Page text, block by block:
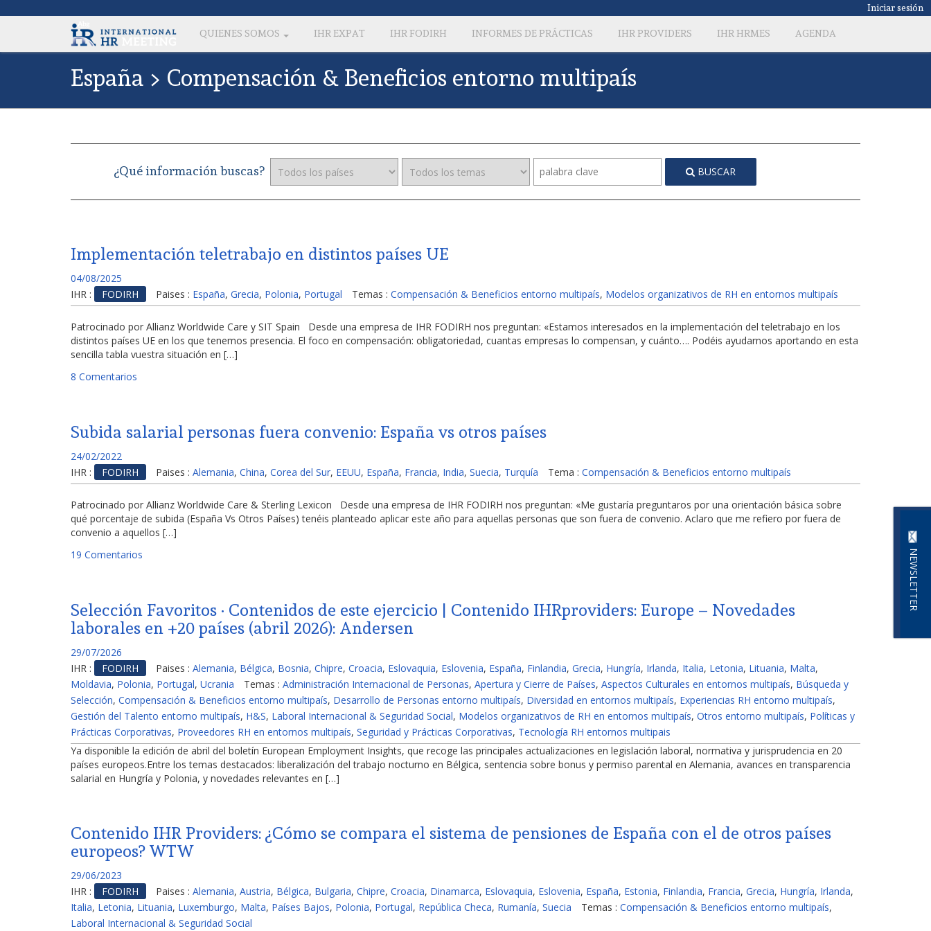
Iniciar sesión
QUIENES SOMOS IHR EXPAT IHR FODIRH INFORMES DE PRÁCTICAS IHR PROVIDERS IHR HRMES AGENDA
NEWSLETTER
España > Compensación & Beneficios entorno multipaís
¿Qué información buscas? BUSCAR
Implementación teletrabajo en distintos países UE
04/08/2025
IHR :
FODIRH Paises : España, Grecia, Polonia, Portugal Temas : Compensación & Beneficios entorno multipaís, Modelos organizativos de RH en entornos multipaís
Patrocinado por Allianz Worldwide Care y SIT Spain Desde una empresa de IHR FODIRH nos preguntan: «Estamos interesados en la implementación del teletrabajo en los
distintos países UE en los que tenemos presencia. El foco en compensación: obligatoriedad, cuantas empresas lo compensan, y cuánto…. Podéis ayudarnos aportando en esta
sencilla tabla vuestra situación en […]
8 Comentarios
Subida salarial personas fuera convenio: España vs otros países
24/02/2022
IHR :
FODIRH Paises : Alemania, China, Corea del Sur, EEUU, España, Francia, India, Suecia, Turquía Tema : Compensación & Beneficios entorno multipaís
Patrocinado por Allianz Worldwide Care & Sterling Lexicon Desde una empresa de IHR FODIRH nos preguntan: «Me gustaría preguntaros por una orientación básica sobre
qué porcentaje de subida (España Vs Otros Países) tenéis planteado aplicar este año para aquellas personas que son fuera de convenio. Aclaro que me refiero por fuera de
convenio a aquellos […]
19 Comentarios
Selección Favoritos · Contenidos de este ejercicio | Contenido IHRproviders: Europe – Novedades
laborales en +20 países (abril 2026): Andersen
29/07/2026
IHR :
FODIRH Paises : Alemania, Bélgica, Bosnia, Chipre, Croacia, Eslovaquia, Eslovenia, España, Finlandia, Grecia, Hungría, Irlanda, Italia, Letonia, Lituania, Malta,
Moldavia, Polonia, Portugal, Ucrania Temas : Administración Internacional de Personas, Apertura y Cierre de Países, Aspectos Culturales en entornos multipaís, Búsqueda y
Selección, Compensación & Beneficios entorno multipaís, Desarrollo de Personas entorno multipaís, Diversidad en entornos multipaís, Experiencias RH entorno multipaís,
Gestión del Talento entorno multipaís, H&S, Laboral Internacional & Seguridad Social, Modelos organizativos de RH en entornos multipaís, Otros entorno multipaís, Políticas y
Prácticas Corporativas, Proveedores RH en entornos multipaís, Seguridad y Prácticas Corporativas, Tecnología RH entornos multipais
Ya disponible la edición de abril del boletín European Employment Insights, que recoge las principales actualizaciones en legislación laboral, normativa y jurisprudencia en 20
países europeos.Entre los temas destacados: liberalización del trabajo nocturno en Bélgica, sentencia sobre bonus y permiso parental en Alemania, avances en transparencia
salarial en Hungría y Polonia, y novedades relevantes en […]
Contenido IHR Providers: ¿Cómo se compara el sistema de pensiones de España con el de otros países
europeos? WTW
29/06/2023
IHR :
FODIRH Paises : Alemania, Austria, Bélgica, Bulgaria, Chipre, Croacia, Dinamarca, Eslovaquia, Eslovenia, España, Estonia, Finlandia, Francia, Grecia, Hungría, Irlanda,
Italia, Letonia, Lituania, Luxemburgo, Malta, Países Bajos, Polonia, Portugal, República Checa, Rumanía, Suecia Temas : Compensación & Beneficios entorno multipaís,
Laboral Internacional & Seguridad Social